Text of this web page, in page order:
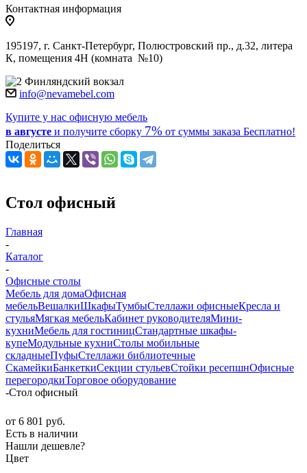
Контактная информация
195197, г. Санкт-Петербург, Полюстровский пр., д.32, литера
К, помещения 4Н (комната №10)
Финляндский вокзал
info@nevamebel.com
Купите у нас офисную мебель
в августе и получите сборку 7% от суммы заказа Бесплатно!
Поделиться
Стол офисный
Главная
-
Каталог
-
Офисные столы
Мебель для домаОфисная
мебельВешалкиШкафыТумбыСтеллажи офисныеКресла и
стульяМягкая мебельКабинет руководителяМини-
кухниМебель для гостиницСтандартные шкафы-
купеМодульные кухниСтолы мобильные
складныеПуфыСтеллажи библиотечные
СкамейкиБанкеткиСекции стульевСтойки ресепшнОфисные
перегородкиТорговое оборудование
-Стол офисный
от 6 801 руб.
Есть в наличии
Нашли дешевле?
Цвет